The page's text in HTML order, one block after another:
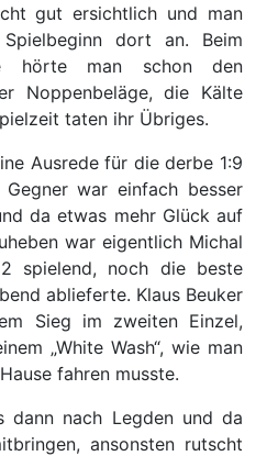
gut ersichtlich und man
dort an. Beim
hörte man schon den
Noppenbeläge, die Kälte
taten ihr Übriges.
Ausrede für die derbe 1:9
war einfach besser
da etwas mehr Glück auf
war eigentlich Michal
spielend, noch die beste
ablieferte. Klaus Beuker
Sieg im zweiten Einzel,
„White Wash“, wie man
fahren musste.
dann nach Legden und da
ansonsten rutscht